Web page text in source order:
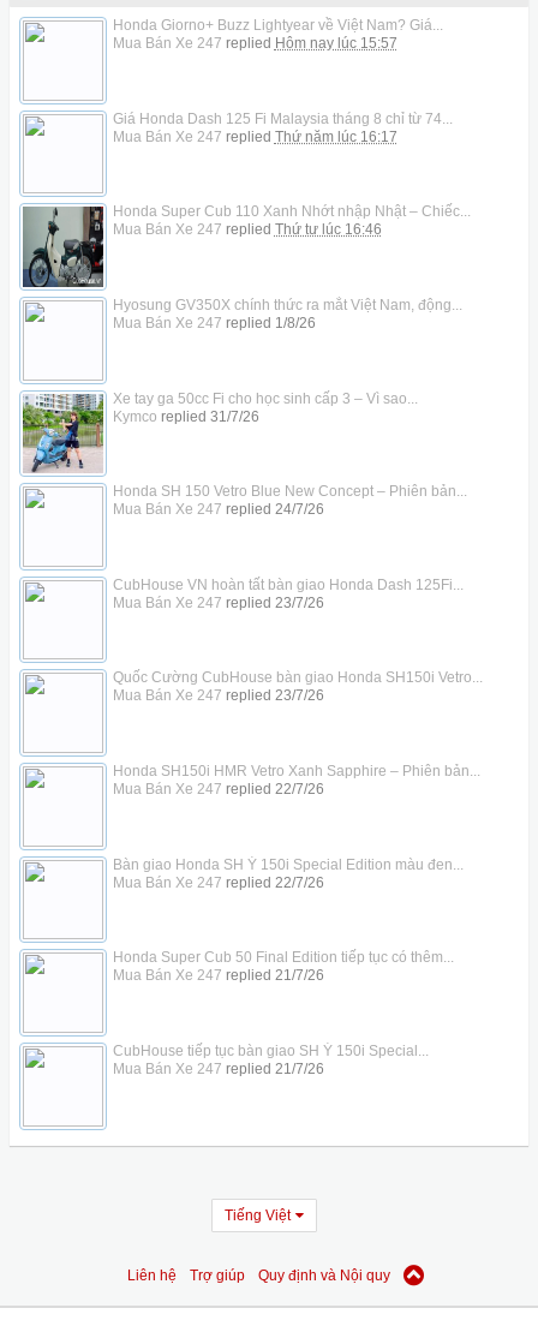
Honda Giorno+ Buzz Lightyear về Việt Nam? Giá...
Mua Bán Xe 247 replied Hôm nay lúc 15:57
Giá Honda Dash 125 Fi Malaysia tháng 8 chỉ từ 74...
Mua Bán Xe 247 replied Thứ năm lúc 16:17
Honda Super Cub 110 Xanh Nhớt nhập Nhật – Chiếc...
Mua Bán Xe 247 replied Thứ tư lúc 16:46
Hyosung GV350X chính thức ra mắt Việt Nam, động...
Mua Bán Xe 247 replied 1/8/26
Xe tay ga 50cc Fi cho học sinh cấp 3 – Vì sao...
Kymco replied 31/7/26
Honda SH 150 Vetro Blue New Concept – Phiên bản...
Mua Bán Xe 247 replied 24/7/26
CubHouse VN hoàn tất bàn giao Honda Dash 125Fi...
Mua Bán Xe 247 replied 23/7/26
Quốc Cường CubHouse bàn giao Honda SH150i Vetro...
Mua Bán Xe 247 replied 23/7/26
Honda SH150i HMR Vetro Xanh Sapphire – Phiên bản...
Mua Bán Xe 247 replied 22/7/26
Bàn giao Honda SH Ý 150i Special Edition màu đen...
Mua Bán Xe 247 replied 22/7/26
Honda Super Cub 50 Final Edition tiếp tục có thêm...
Mua Bán Xe 247 replied 21/7/26
CubHouse tiếp tục bàn giao SH Ý 150i Special...
Mua Bán Xe 247 replied 21/7/26
Tiếng Việt
Liên hệ Trợ giúp Quy định và Nội quy